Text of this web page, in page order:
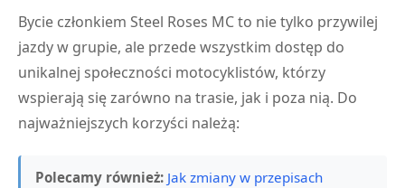
Bycie członkiem Steel Roses MC to nie tylko przywilej
jazdy w grupie, ale przede wszystkim dostęp do
unikalnej społeczności motocyklistów, którzy
wspierają się zarówno na trasie, jak i poza nią. Do
najważniejszych korzyści należą:
Polecamy również: Jak zmiany w przepisach